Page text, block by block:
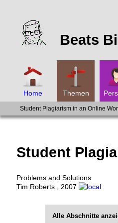
Beats
Home Themen
Student Plagiarism in an Online
Student
Problems and Solutions
Tim Roberts
2007
Alle Abschnitte